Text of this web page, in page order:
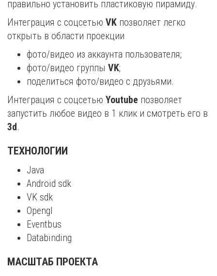
правильно установить пластиковую пирамиду.
Интеграция с соцсетью VK позволяет легко
открыть в области проекции
фото/видео из аккаунта пользователя;
фото/видео группы VK;
поделиться фото/видео с друзьями.
Интеграция с соцсетью Youtube позволяет
запустить любое видео в 1 клик и смотреть его в
3d.
ТЕХНОЛОГИИ
Java
Android sdk
VK sdk
Opengl
Eventbus
Databinding
МАСШТАБ ПРОЕКТА